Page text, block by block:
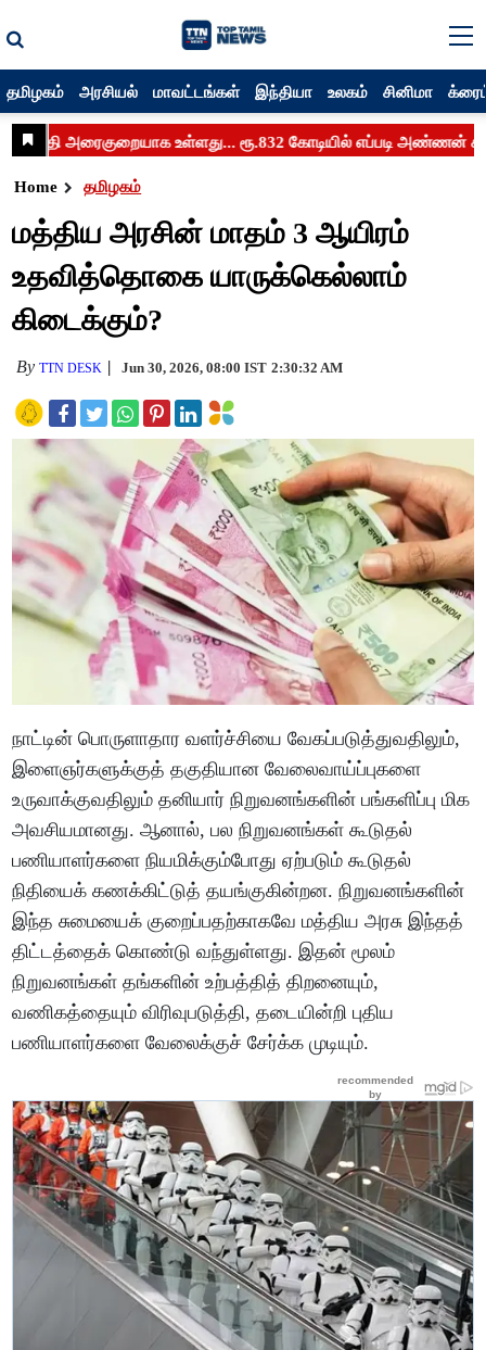
தமிழகம் அரசியல் மாவட்டங்கள் இந்தியா உலகம் சினிமா
Home தமிழகம்
மத்திய அரசின் மாதம் 3 ஆயிரம்
உதவித்தொகை யாருக்கெல்லாம்
கிடைக்கும்?
ByTTN DESK Jun 30, 2026, 08:00 IST 2:30:32 AM
நாட்டின் பொருளாதார வளர்ச்சியை வேகப்படுத்துவதிலும்,
இளைஞர்களுக்குத் தகுதியான வேலைவாய்ப்புகளை
உருவாக்குவதிலும் தனியார் நிறுவனங்களின் பங்களிப்பு மிக
அவசியமானது. ஆனால், பல நிறுவனங்கள் கூடுதல்
பணியாளர்களை நியமிக்கும்போது ஏற்படும் கூடுதல்
நிதியைக் கணக்கிட்டுத் தயங்குகின்றன. நிறுவனங்களின்
இந்த சுமையைக் குறைப்பதற்காகவே மத்திய அரசு இந்தத்
திட்டத்தைக் கொண்டு வந்துள்ளது. இதன் மூலம்
நிறுவனங்கள் தங்களின் உற்பத்தித் திறனையும்,
வணிகத்தையும் விரிவுபடுத்தி, தடையின்றி புதிய
பணியாளர்களை வேலைக்குச் சேர்க்க முடியும்.